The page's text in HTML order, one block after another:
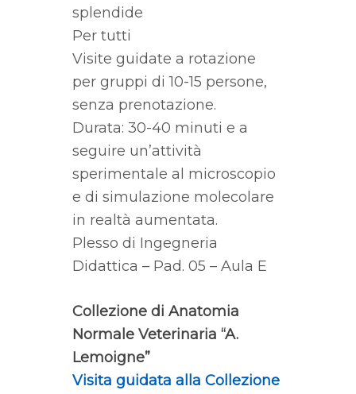
splendide
Per tutti
Visite guidate a rotazione
per gruppi di 10-15 persone,
senza prenotazione.
Durata: 30-40 minuti e a
seguire un’attività
sperimentale al microscopio
e di simulazione molecolare
in realtà aumentata.
Plesso di Ingegneria
Didattica – Pad. 05 – Aula E
Collezione di Anatomia
Normale Veterinaria “A.
Lemoigne”
Visita guidata alla Collezione